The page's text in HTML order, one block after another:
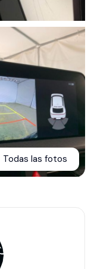
Todas las fotos